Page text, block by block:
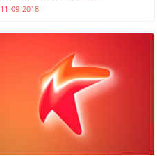
11-09-2018